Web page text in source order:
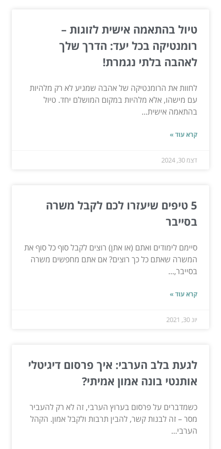
טיול בהתאמה אישית לזוגות –
רומנטיקה בכל יעד: הדרך שלך
לאהבה בלתי נגמרת!
לחוות את הרומנטיקה של אהבה שמגיע לא רק מלהיות
עם מישהו, אלא מלהיות במקום המושלם יחד. טיול
בהתאמה אישית...
קרא עוד »
דצמ 30, 2024
5 טיפים שיעזרו לכם לקבל משרה
בסייבר
סיימם לימודים ואתם (או אתן) רוצים לקבל סוף כל סוף את
המשרה שאתם כל כך רוצים? אם אתם מחפשים משרה
בסייבר,...
קרא עוד »
יונ 30, 2021
לגעת בלב הערבי: איך פרסום דיגיטלי
אותנטי בונה אמון אמיתי?
כשמדברים על פרסום בערוץ הערבי, זה לא רק להעביר
מסר – זה לבנות קשר, להבין תרבות ולקבל אמון. הקהל
הערבי...